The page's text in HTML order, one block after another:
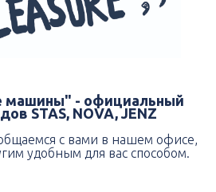
- официальный
STAS, NOVA, JENZ
с вами в нашем офисе,
удобным для вас способом.